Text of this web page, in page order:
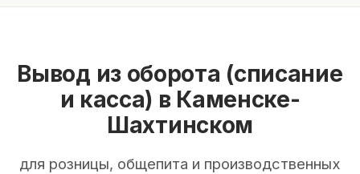
Вывод из оборота (списание
и касса) в Каменске-
Шахтинском
для розницы, общепита и производственных